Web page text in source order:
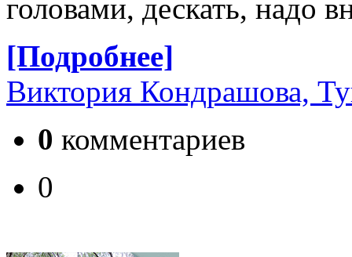
головами, дескать, надо
[Подробнее]
Виктория Кондрашова,
0 комментариев
0